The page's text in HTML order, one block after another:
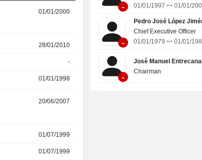
01/01/2000
28/01/2010
- 01/07/2020
01/01/1998 -
20/06/2007
01/07/1999
01/07/1999
-
01/01/1997
01/01/
-
Pedro José López
Chief Executive Officer
01/01/1979
01/01/
-
José Manuel
Chairman